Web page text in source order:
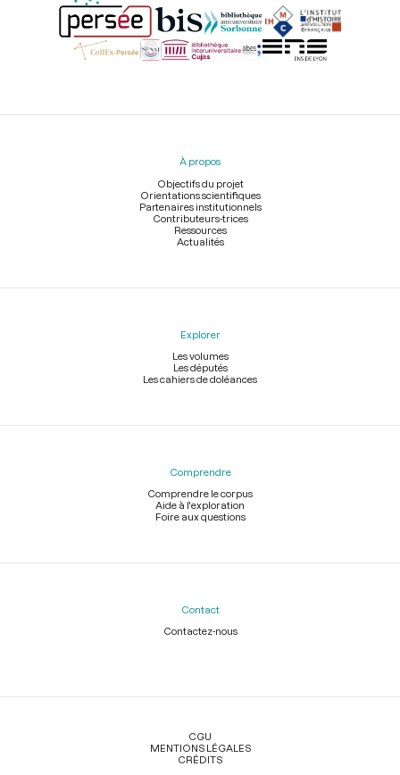
Menu
À propos
Objectifs du projet
Orientations scientifiques
Partenaires institutionnels
Contributeurs-trices
Ressources
Actualités
Explorer
Les volumes
Les députés
Les cahiers de doléances
Comprendre
Comprendre le corpus
Aide à l'exploration
Foire aux questions
Contact
Contactez-nous
Légal
CGU
MENTIONS LÉGALES
CRÉDITS